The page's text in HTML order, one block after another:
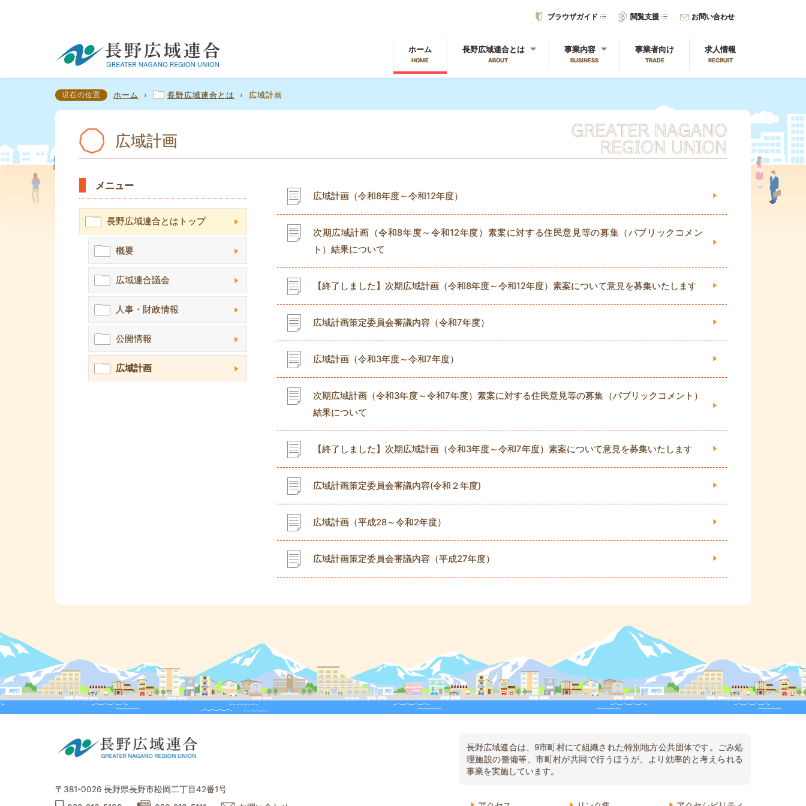
ブラウザガイド 閲覧支援 お問い合わせ
ホーム
HOME
長野広域連合とは
ABOUT
事業内容
BUSINESS
事業者向け
TRADE
求人情報
RECRUIT
現在の位置 ホーム › 長野広域連合とは › 広域計画
広域計画
メニュー
長野広域連合とはトップ
概要
広域連合議会
人事・財政情報
公開情報
広域計画
広域計画（令和8年度～令和12年度）
次期広域計画（令和8年度～令和12年度）素案に対する住民意見等の募集（パブリックコメン
ト）結果について
【終了しました】次期広域計画（令和8年度～令和12年度）素案について意見を募集いたします
広域計画策定委員会審議内容（令和7年度）
広域計画（令和3年度～令和7年度）
次期広域計画（令和3年度～令和7年度）素案に対する住民意見等の募集（パブリックコメント）
結果について
【終了しました】次期広域計画（令和3年度～令和7年度）素案について意見を募集いたします
広域計画策定委員会審議内容(令和２年度)
広域計画（平成28～令和2年度）
広域計画策定委員会審議内容（平成27年度）
〒381-0026 長野県長野市松岡二丁目42番1号
長野広域連合は、9市町村にて組織された特別地方公共団体です。ごみ処
理施設の整備等、市町村が共同で行うほうが、より効率的と考えられる
事業を実施しています。